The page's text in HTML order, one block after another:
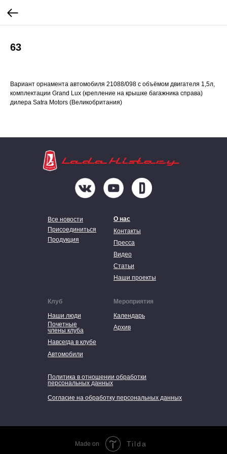
63
Вариант орнамента автомобиля 21088/098 c объёмом двигателя 1,5л,
комплектации Grand Lux (крепление на крышке багажника справа)
дилера Satra Motors (Великобритания)
Статьи
Контакты
Наши проекты
Пресса
Видео
Продукция
Наши люди
Клуб
Календарь
Мероприятия
О нас
Присоединиться
Все новости
Архив
Навсегда в клубе
Политика в отношении обработки
персональных данных
Согласие на обработку персональных данных
Почетные
члены клуба
Автомобили
Made on Tilda